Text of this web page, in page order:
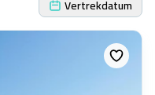
Vertrekdatum